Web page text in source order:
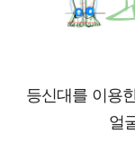
등신대를 이용
얼